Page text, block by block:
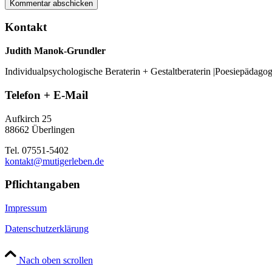
Kontakt
Judith Manok-Grundler
Individualpsychologische Beraterin + Gestaltberaterin
Telefon + E-Mail
Aufkirch 25
88662 Überlingen
Tel. 07551-5402
kontakt@mutigerleben.de
Pflichtangaben
Impressum
Datenschutzerklärung
Nach oben scrollen